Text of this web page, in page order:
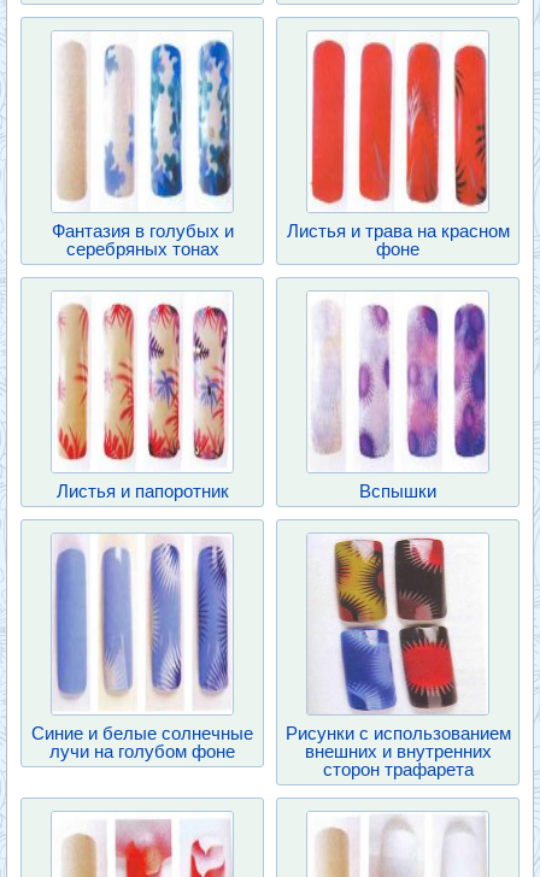
Фантазия в голубых и
серебряных тонах
Листья и трава на красном
фоне
Листья и папоротник Вспышки
Синие и белые солнечные
лучи на голубом фоне
Рисунки с использованием
внешних и внутренних
сторон трафарета